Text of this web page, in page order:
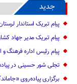
جدید
پیام تبریک استاندار
پیام تبریک مدیر جهاد
پیام رئیس اداره فرهنگ و
تجلی شور حسینی در
برگزاری پیاده‌روی